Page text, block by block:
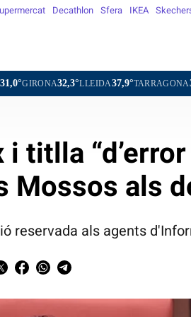
Decathlon Sfera IKEA
LLEIDA37,9°TARRAGONA30,0°TORTOSA
titlla
Mossos als
reservada als agents